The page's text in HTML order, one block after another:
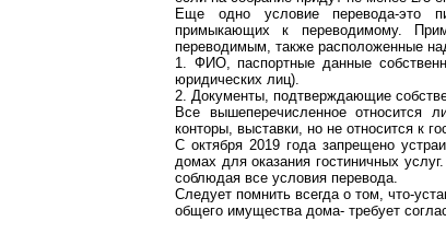
Еще одно условие перевода-это
примыкающих к переводимому.
переводимым, также расположенные
1. ФИО, паспортные данные
юридических лиц).
2. Документы, подтверждающие
Все вышеперечисленное относится
конторы, выставки, но не относится к
С октября 2019 года запрещено
домах для оказания гостиничных
соблюдая все условия перевода.
Следует помнить всегда о том, что-
общего имущества дома- требует